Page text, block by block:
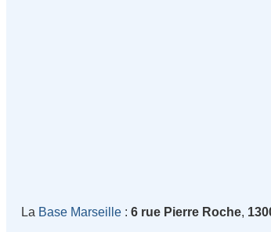
La Base Marseille :6 rue Pierre Roche,